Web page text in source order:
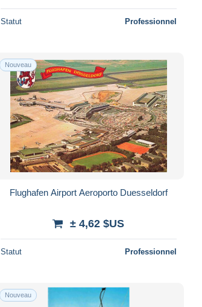
Statut Professionnel
Nouveau
Flughafen Airport Aeroporto Duesseldorf
± 4,62 $US
Statut Professionnel
Nouveau